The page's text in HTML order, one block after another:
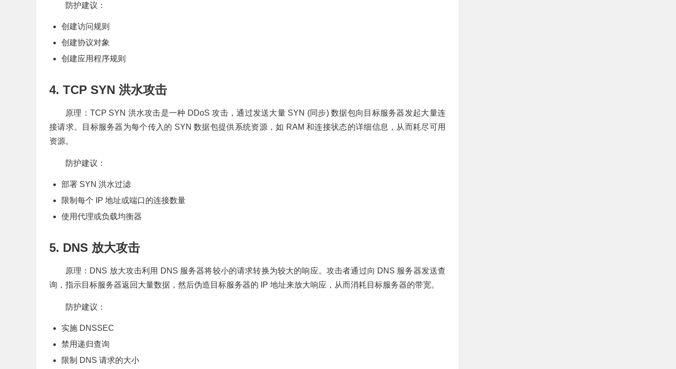
防护建议：
创建访问规则
创建协议对象
创建应用程序规则
4. TCP SYN 洪水攻击
原理：TCP SYN 洪水攻击是一种 DDoS 攻击，通过发送大量 SYN (同步) 数据包向目标服务器发起大量连
接请求。目标服务器为每个传入的 SYN 数据包提供系统资源，如 RAM 和连接状态的详细信息，从而耗尽可用
资源。
防护建议：
部署 SYN 洪水过滤
限制每个 IP 地址或端口的连接数量
使用代理或负载均衡器
5. DNS 放大攻击
原理：DNS 放大攻击利用 DNS 服务器将较小的请求转换为较大的响应。攻击者通过向 DNS 服务器发送查
询，指示目标服务器返回大量数据，然后伪造目标服务器的 IP 地址来放大响应，从而消耗目标服务器的带宽。
防护建议：
实施 DNSSEC
禁用递归查询
限制 DNS 请求的大小